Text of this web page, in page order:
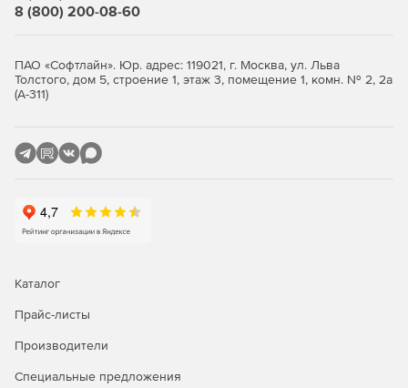
Возможность писать приложения, которые
Vector Extensions 512 (Intel AVX-512).
использованием OpenMP позволяет использовать
преимущества новейшего оборудования с
поддержкой SIMD, включая Intel AVX-512.
анализа, которые поддерживают Intel Deep Learning
(VNNI) в процессорах Intel Xeon масштабируемого
8 (800) 200-08-60
ПАО «Софтлайн». Юр. адрес: 119021, г. Москва, ул. Льва
Толстого, дом 5, строение 1, этаж 3, помещение 1, комн. № 2, 2а
(А-311)
Каталог
Прайс-листы
Производители
Специальные предложения